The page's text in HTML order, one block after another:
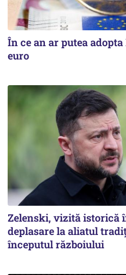
În ce an ar putea
euro
Zelenski, vizită istorică
deplasare la aliatul
începutul războiului